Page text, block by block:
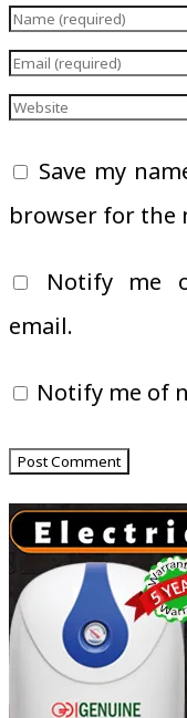
Save my
browser for the
Notify me
email.
Notify me of